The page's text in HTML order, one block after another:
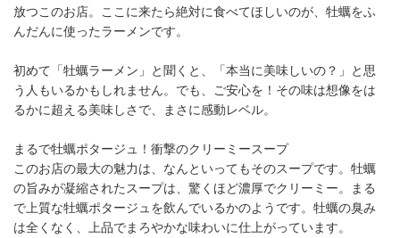
放つこのお店。ここに来たら絶対に食べてほしいのが、牡蠣をふ
んだんに使ったラーメンです。
初めて「牡蠣ラーメン」と聞くと、「本当に美味しいの？」と思
う人もいるかもしれません。でも、ご安心を！その味は想像をは
るかに超える美味しさで、まさに感動レベル。
まるで牡蠣ポタージュ！衝撃のクリーミースープ
このお店の最大の魅力は、なんといってもそのスープです。牡蠣
の旨みが凝縮されたスープは、驚くほど濃厚でクリーミー。まる
で上質な牡蠣ポタージュを飲んでいるかのようです。牡蠣の臭み
は全くなく、上品でまろやかな味わいに仕上がっています。